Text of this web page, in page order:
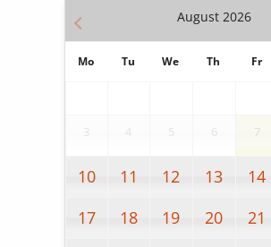
August 2026
Mo Tu We Th Fr
3 4 5 6 7
10
11 12 13 14
17
18 19 20 21